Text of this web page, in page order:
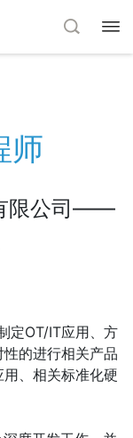
师
限公司——
定OT/IT应用、方
的进行相关产品
、相关标准化硬